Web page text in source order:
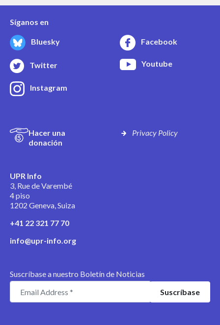
Síganos en
Bluesky Facebook
Twitter Youtube
Instagram
Hacer una
donación
Privacy Policy
UPR Info
3, Rue de Varembé
4 piso
1202 Geneva, Suiza
+41 22 321 77 70
info@upr-info.org
Suscríbase a nuestro Boletín de Noticias